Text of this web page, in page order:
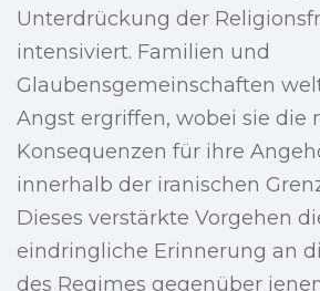
Unterdrückung der
intensiviert. Familien und
Glaubensgemeinschaften
Angst ergriffen, wobei sie die
Konsequenzen für ihre
innerhalb der iranischen
Dieses verstärkte Vorgehen
eindringliche Erinnerung an
des Regimes gegenüber